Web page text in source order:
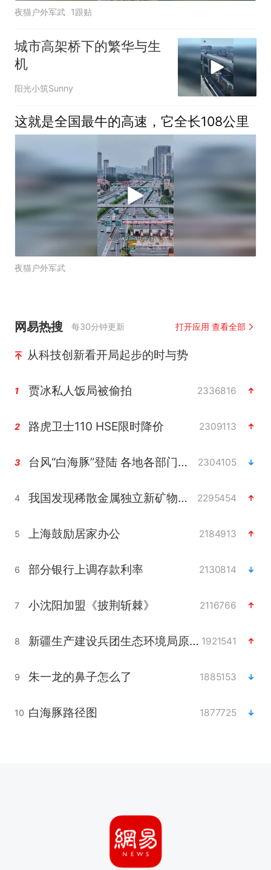
夜猫户外军武 1跟贴
城市高架桥下的繁华与生
机
阳光小筑Sunny
这就是全国最牛的高速，它全长108公里
夜猫户外军武
网易热搜 每30分钟更新 打开应用 查看全部
从科技创新看开局起步的时与势
1 贾冰私人饭局被偷拍 2336816
2 路虎卫士110 HSE限时降价 2309113
3 台风“白海豚”登陆 各地各部门全力应对 2304105
4 我国发现稀散金属独立新矿物——乌斯河锗矿 2295454
5 上海鼓励居家办公 2184913
6 部分银行上调存款利率 2130814
7 小沈阳加盟《披荆斩棘》 2116766
8 新疆生产建设兵团生态环境局原局长被查 1921541
9 朱一龙的鼻子怎么了 1885153
10 白海豚路径图 1877725